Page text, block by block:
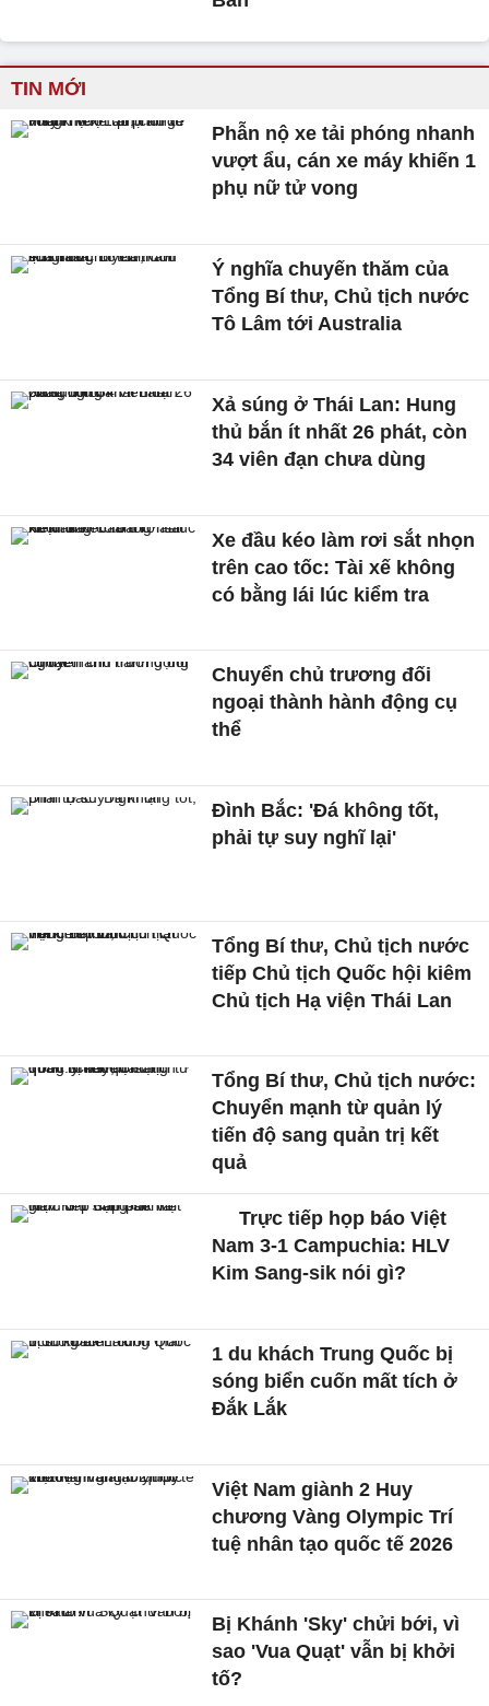
TIN MỚI
Phẫn nộ xe tải phóng nhanh
vượt ẩu, cán xe máy khiến 1
phụ nữ tử vong
Ý nghĩa chuyến thăm của
Tổng Bí thư, Chủ tịch nước
Tô Lâm tới Australia
Xả súng ở Thái Lan: Hung
thủ bắn ít nhất 26 phát, còn
34 viên đạn chưa dùng
Xe đầu kéo làm rơi sắt nhọn
trên cao tốc: Tài xế không
có bằng lái lúc kiểm tra
Chuyển chủ trương đối
ngoại thành hành động cụ
thể
Đình Bắc: 'Đá không tốt,
phải tự suy nghĩ lại'
Tổng Bí thư, Chủ tịch nước
tiếp Chủ tịch Quốc hội kiêm
Chủ tịch Hạ viện Thái Lan
Tổng Bí thư, Chủ tịch nước:
Chuyển mạnh từ quản lý
tiến độ sang quản trị kết
quả
Trực tiếp họp báo Việt
Nam 3-1 Campuchia: HLV
Kim Sang-sik nói gì?
1 du khách Trung Quốc bị
sóng biển cuốn mất tích ở
Đắk Lắk
Việt Nam giành 2 Huy
chương Vàng Olympic Trí
tuệ nhân tạo quốc tế 2026
Bị Khánh 'Sky' chửi bới, vì
sao 'Vua Quạt' vẫn bị khởi
tố?